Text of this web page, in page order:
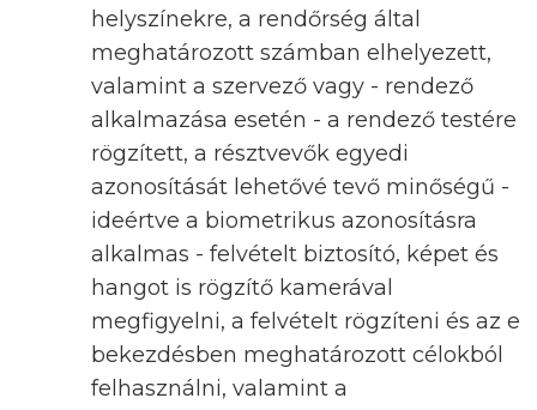
helyszínekre, a rendőrség által
meghatározott számban elhelyezett,
valamint a szervező vagy - rendező
alkalmazása esetén - a rendező testére
rögzített, a résztvevők egyedi
azonosítását lehetővé tevő minőségű -
ideértve a biometrikus azonosításra
alkalmas - felvételt biztosító, képet és
hangot is rögzítő kamerával
megfigyelni, a felvételt rögzíteni és az e
bekezdésben meghatározott célokból
felhasználni, valamint a